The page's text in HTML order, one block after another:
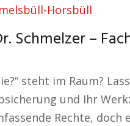
Schmelzer –
steht im Raum?
und Ihr
Rechte,